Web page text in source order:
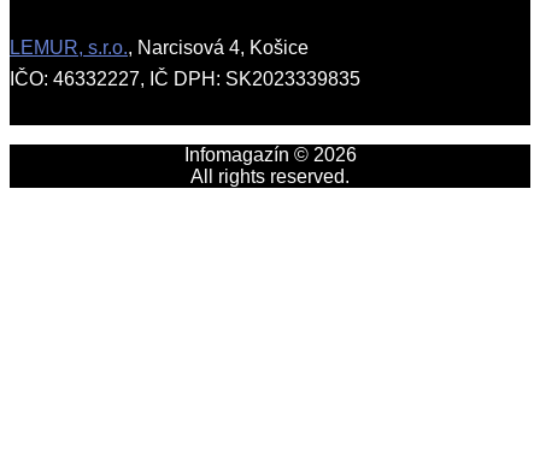
LEMUR, s.r.o., Narcisová 4, Košice
IČO: 46332227, IČ DPH: SK2023339835
Infomagazín © 2026
All rights reserved.